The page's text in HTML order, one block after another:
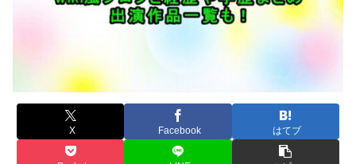
X Facebook はてブ